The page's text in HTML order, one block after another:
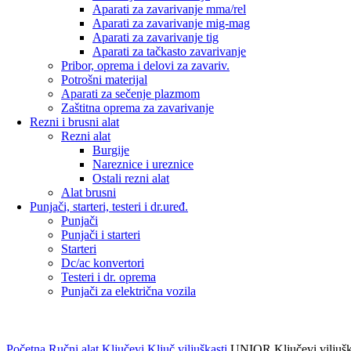
Aparati za zavarivanje mma/rel
Aparati za zavarivanje mig-mag
Aparati za zavarivanje tig
Aparati za tačkasto zavarivanje
Pribor, oprema i delovi za zavariv.
Potrošni materijal
Aparati za sečenje plazmom
Zaštitna oprema za zavarivanje
Rezni i brusni alat
Rezni alat
Burgije
Nareznice i ureznice
Ostali rezni alat
Alat brusni
Punjači, starteri, testeri i dr.uređ.
Punjači
Punjači i starteri
Starteri
Dc/ac konvertori
Testeri i dr. oprema
Punjači za električna vozila